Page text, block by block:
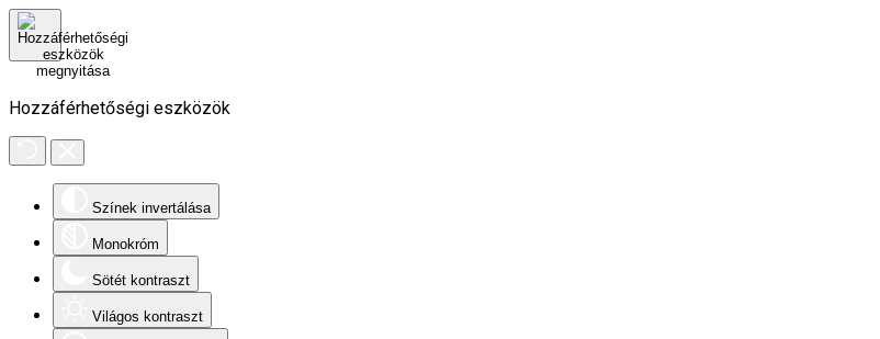
Hozzáférhetőségi eszközök
Színek invertálása
Monokróm
Sötét kontraszt
Világos kontraszt